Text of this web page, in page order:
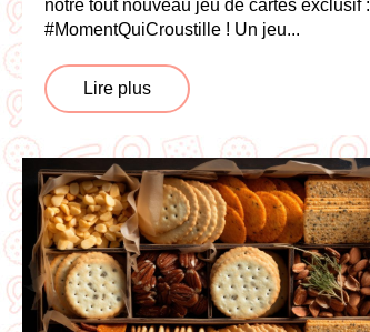
notre tout nouveau jeu de cartes exclusif :
#MomentQuiCroustille ! Un jeu...
Lire plus